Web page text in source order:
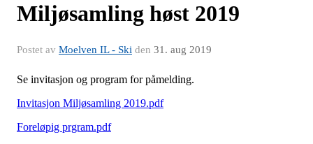
Miljøsamling høst 2019
Postet av Moelven IL - Ski den 31. aug 2019
Se invitasjon og program for påmelding.
Invitasjon Miljøsamling 2019.pdf
Foreløpig prgram.pdf